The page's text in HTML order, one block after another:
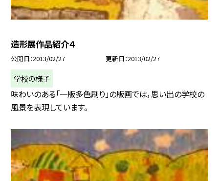
造形展作品紹介４
公開日 2013/02/27 更新日 2013/02/27
学校の様子
味わいのある「一版多色刷り」の版画では，思い出の学校の
風景を表現しています。